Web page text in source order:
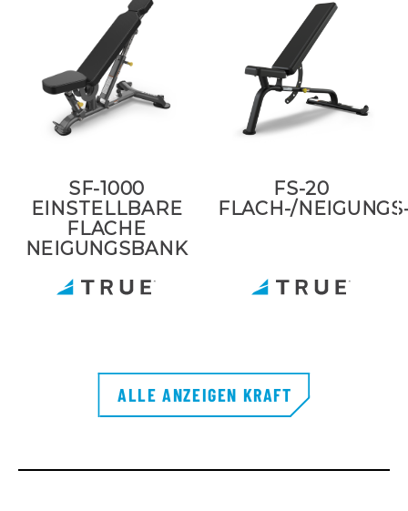
SF-1000
EINSTELLBARE
FLACHE
NEIGUNGSBANK
FS-20
FLACH-/
ALLE ANZEIGEN KRAFT